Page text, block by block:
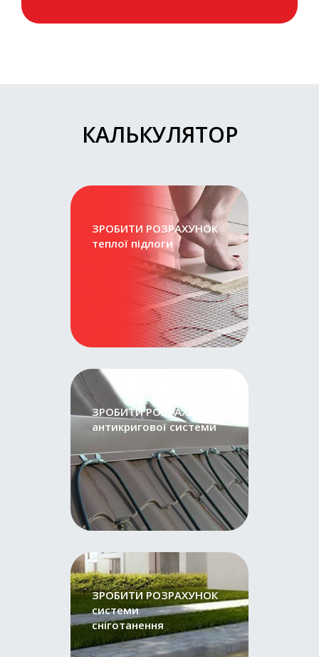
КАЛЬКУЛЯТОР
ЗРОБИТИ РОЗРАХУНОК
теплої підлоги
ЗРОБИТИ РОЗРАХУНОК
антикригової системи
ЗРОБИТИ РОЗРАХУНОК
системи
сніготанення